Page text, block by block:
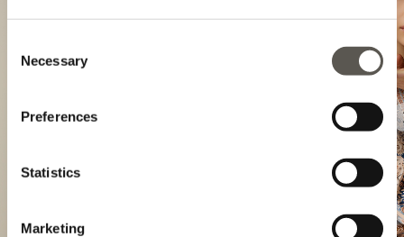
Selection
Necessary
Preferences
Statistics
Marketing
Previous